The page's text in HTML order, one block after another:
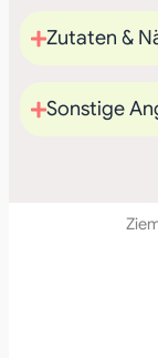
Zutaten &
Sonstige